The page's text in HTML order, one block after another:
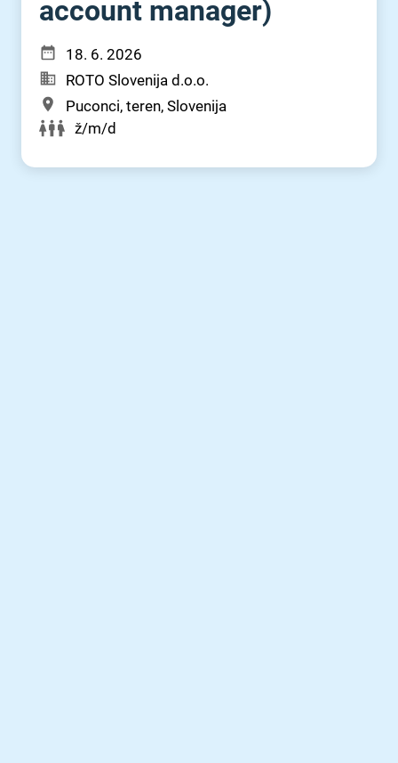
account manager)
18. 6. 2026
ROTO Slovenija d.o.o.
Puconci, teren, Slovenija
ž/m/d